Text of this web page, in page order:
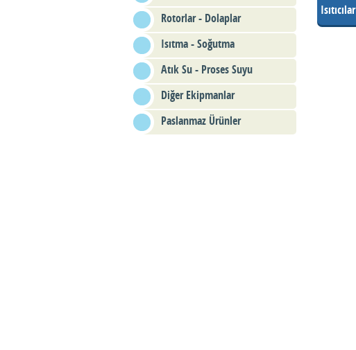
Rotorlar - Dolaplar
Isıtma - Soğutma
Atık Su - Proses Suyu
Diğer Ekipmanlar
Paslanmaz Ürünler
Isıtıcılar